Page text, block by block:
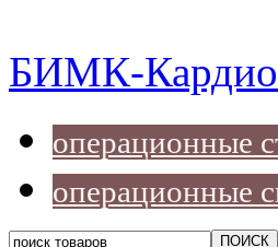
БИМК-Кардио
операционные
операционные